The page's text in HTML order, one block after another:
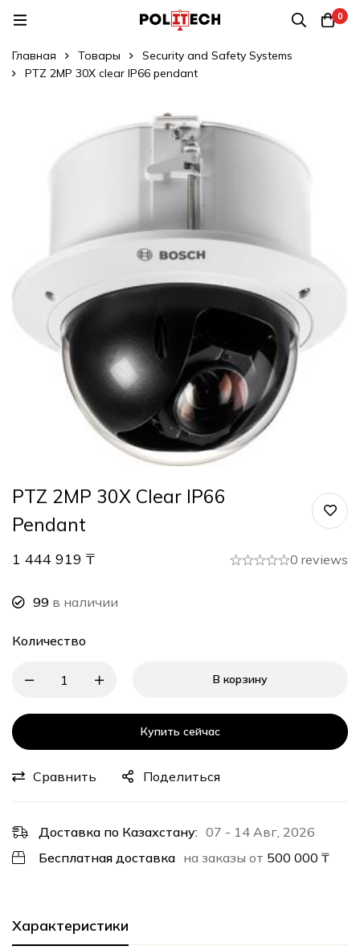
0
Главная Товары
Security and Safety Systems
PTZ 2MP 30X clear IP66 pendant
PTZ 2MP 30X Clear IP66
Pendant
1 444 919 ₸ 0 reviews
99 в наличии
Количество
В корзину
Купить сейчас
Сравнить Поделиться
Доставка по Казахстану: 07 - 14 Авг, 2026
Бесплатная доставка на заказы от 500 000 ₸
Характеристики